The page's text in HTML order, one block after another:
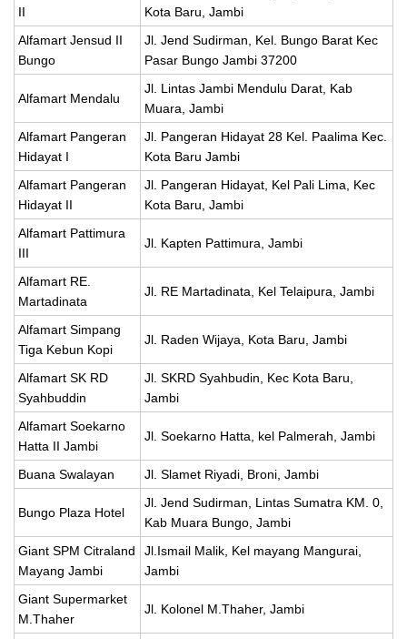
II
Kota Baru, Jambi
Alfamart Jensud II
Bungo
Jl. Jend Sudirman, Kel. Bungo Barat Kec
Pasar Bungo Jambi 37200
Alfamart Mendalu
Jl. Lintas Jambi Mendulu Darat, Kab
Muara, Jambi
Alfamart Pangeran
Hidayat I
Jl. Pangeran Hidayat 28 Kel. Paalima Kec.
Kota Baru Jambi
Alfamart Pangeran
Hidayat II
Jl. Pangeran Hidayat, Kel Pali Lima, Kec
Kota Baru, Jambi
Alfamart Pattimura
III
Jl. Kapten Pattimura, Jambi
Alfamart RE.
Martadinata
Jl. RE Martadinata, Kel Telaipura, Jambi
Alfamart Simpang
Tiga Kebun Kopi
Jl. Raden Wijaya, Kota Baru, Jambi
Alfamart SK RD
Syahbuddin
Jl. SKRD Syahbudin, Kec Kota Baru,
Jambi
Alfamart Soekarno
Hatta II Jambi
Jl. Soekarno Hatta, kel Palmerah, Jambi
Buana Swalayan Jl. Slamet Riyadi, Broni, Jambi
Bungo Plaza Hotel
Jl. Jend Sudirman, Lintas Sumatra KM. 0,
Kab Muara Bungo, Jambi
Giant SPM Citraland
Mayang Jambi
Jl.Ismail Malik, Kel mayang Mangurai,
Jambi
Giant Supermarket
M.Thaher
Jl. Kolonel M.Thaher, Jambi